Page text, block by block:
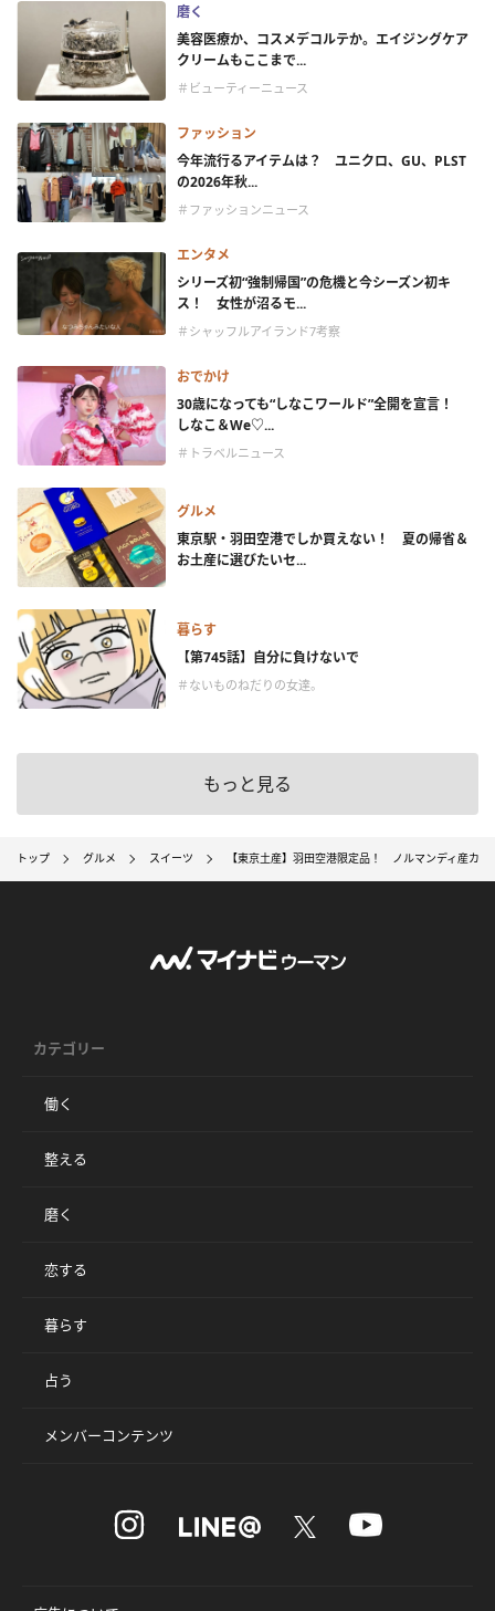
磨く
美容医療か、コスメデコルテか。エイジングケア
クリームもここまで...
＃ビューティーニュース
ファッション
今年流行るアイテムは？ ユニクロ、GU、PLST
の2026年秋...
＃ファッションニュース
エンタメ
シリーズ初“強制帰国”の危機と今シーズン初キ
ス！ 女性が沼るモ...
＃シャッフルアイランド7考察
おでかけ
30歳になっても“しなこワールド”全開を宣言！
しなこ＆We♡...
＃トラベルニュース
グルメ
東京駅・羽田空港でしか買えない！ 夏の帰省＆
お土産に選びたいセ...
暮らす
【第745話】自分に負けないで
＃ないものねだりの女達。
もっと見る
トップ グルメ スイーツ 【東京土産】羽田空港限定品！ ノルマンディ産カ
カテゴリー
働く
整える
磨く
恋する
暮らす
占う
メンバーコンテンツ